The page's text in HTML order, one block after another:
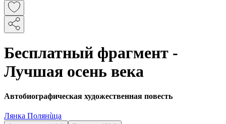
Бесплатный фрагмент -
Лучшая осень века
Автобиографическая художественная повесть
Лянка Полянùца